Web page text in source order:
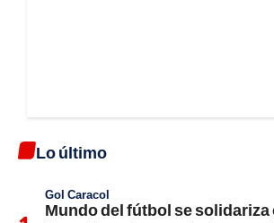
Lo último
Gol Caracol
Mundo del fútbol se solidariza